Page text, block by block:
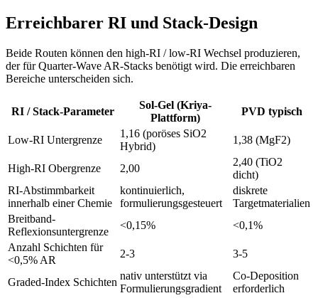
Erreichbarer RI und Stack-Design
Beide Routen können den high-RI / low-RI Wechsel produzieren,
der für Quarter-Wave AR-Stacks benötigt wird. Die erreichbaren
Bereiche unterscheiden sich.
RI / Stack-Parameter
Sol-Gel (Kriya-
Plattform)
PVD typisch
Low-RI Untergrenze
1,16 (poröses SiO2
Hybrid)
1,38 (MgF2)
High-RI Obergrenze 2,00
2,40 (TiO2
dicht)
RI-Abstimmbarkeit
innerhalb einer Chemie
kontinuierlich,
formulierungsgesteuert
diskrete
Targetmaterialien
Breitband-
Reflexionsuntergrenze
<0,15%
<0,1%
Anzahl Schichten für
<0,5% AR
2-3 3-5
Graded-Index Schichten
nativ unterstützt via
Formulierungsgradient
Co-Deposition
erforderlich